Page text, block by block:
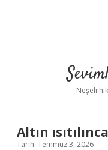
Neşeli
Altın
Tarih: Temmuz 3, 2026